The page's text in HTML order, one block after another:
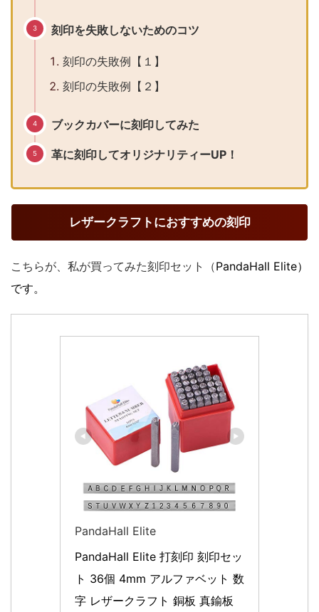
刻印を失敗しないためのコツ
刻印の失敗例【１】
刻印の失敗例【２】
ブックカバーに刻印してみた
革に刻印してオリジナリティーUP！
レザークラフトにおすすめの刻印
こちらが、私が買ってみた刻印セット（PandaHall Elite）
です。
PandaHall Elite
PandaHall Elite 打刻印 刻印セッ
ト 36個 4mm アルファベット 数
字 レザークラフト 銅板 真鍮板